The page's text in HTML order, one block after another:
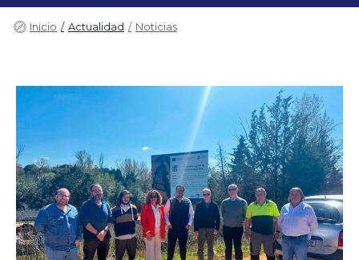
Inicio Actualidad Noticias